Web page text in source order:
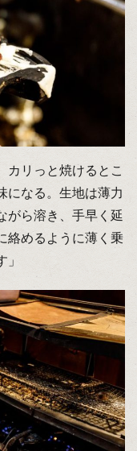
カリっと焼けるとこ
になる。生地は薄力
がら溶き、手早く延
絡めるように薄く乗